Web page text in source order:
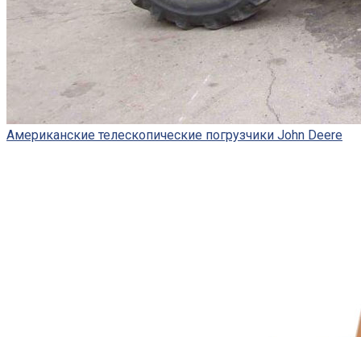
Американские телескопические погрузчики John Deere